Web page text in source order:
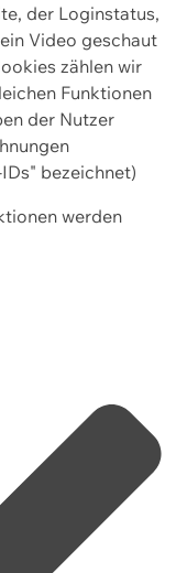
der Loginstatus,
Video geschaut
zählen wir
Funktionen
der Nutzer
bezeichnet)
werden